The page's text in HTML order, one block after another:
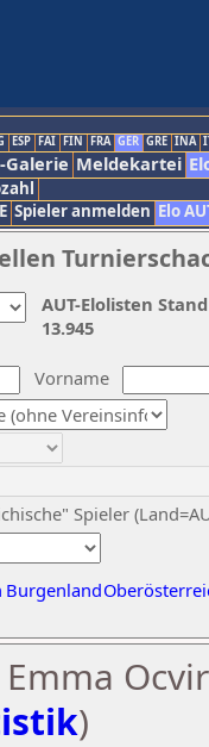
ESP FAI FIN FRA GER GRE INA
Galerie Meldekartei
Spieler anmelden Elo
Vorname
Spieler
Burgenland
AUT-Elolisten
13.945
)